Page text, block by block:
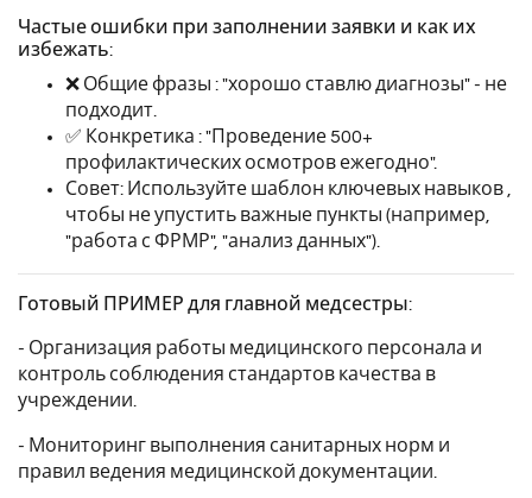
Частые ошибки при заполнении заявки и как их
избежать:
❌ Общие фразы : "хорошо ставлю диагнозы" - не
подходит.
✅ Конкретика : "Проведение 500+
профилактических осмотров ежегодно".
Совет: Используйте шаблон ключевых навыков ,
чтобы не упустить важные пункты (например,
"работа с ФРМР", "анализ данных").
Готовый ПРИМЕР для главной медсестры:
- Организация работы медицинского персонала и
контроль соблюдения стандартов качества в
учреждении.
- Мониторинг выполнения санитарных норм и
правил ведения медицинской документации.